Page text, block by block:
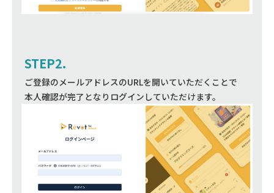
STEP2.
ご登録のメールアドレスのURLを開いていただくことで
本人確認が完了となりログインしていただけます。